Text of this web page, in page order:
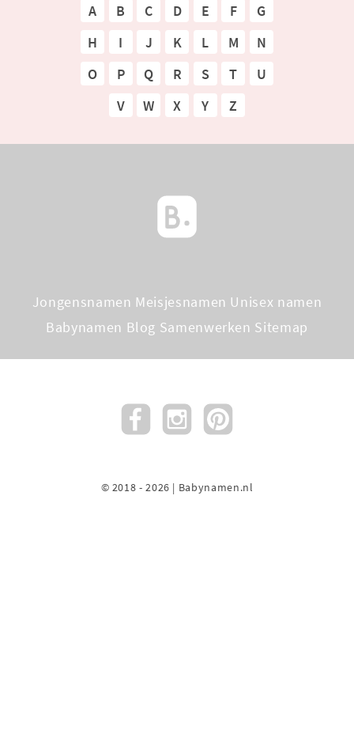
A B C D E F
G
H
I J K L M
N
O
P Q R S T
U
V
W X Y Z
Jongensnamen Meisjesnamen Unisex namen
Babynamen Blog Samenwerken Sitemap
© 2018 - 2026 | Babynamen.nl